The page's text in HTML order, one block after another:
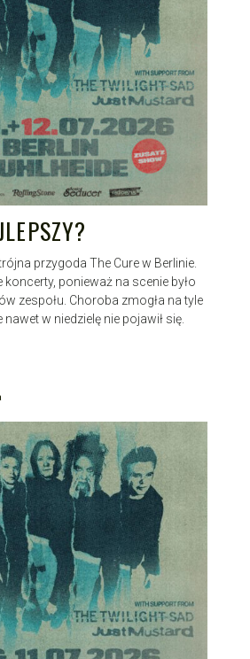
przygoda The Cure w Berlinie.
koncerty, ponieważ na scenie było
zespołu. Choroba zmogła na tyle
w niedzielę nie pojawił się.